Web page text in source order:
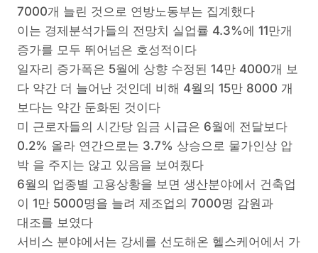
7000개 늘린 것으로 연방노동부는 집계했다
이는 경제분석가들의 전망치 실업률 4.3%에 11만개
증가를 모두 뛰어넘은 호성적이다
일자리 증가폭은 5월에 상향 수정된 14만 4000개 보
다 약간 더 늘어난 것인데 비해 4월의 15만 8000 개
보다는 약간 둔화된 것이다
미 근로자들의 시간당 임금 시급은 6월에 전달보다
0.2% 올라 연간으로는 3.7% 상승으로 물가인상 압
박 을 주지는 않고 있음을 보여줬다
6월의 업종별 고용상황을 보면 생산분야에서 건축업
이 1만 5000명을 늘려 제조업의 7000명 감원과
대조를 보였다
서비스 분야에서는 강세를 선도해온 헬스케어에서 가